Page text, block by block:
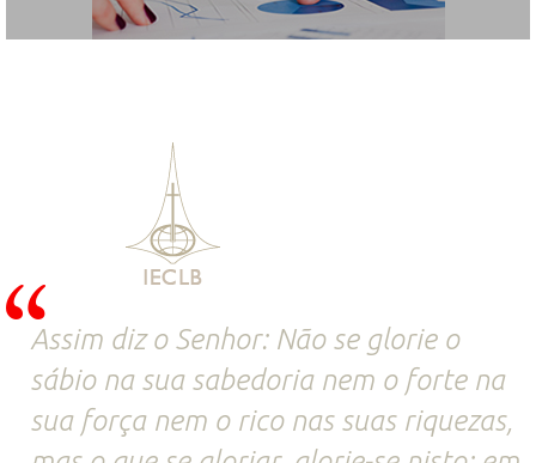
Assim diz o Senhor: Não se glorie o
sábio na sua sabedoria nem o forte na
sua força nem o rico nas suas riquezas,